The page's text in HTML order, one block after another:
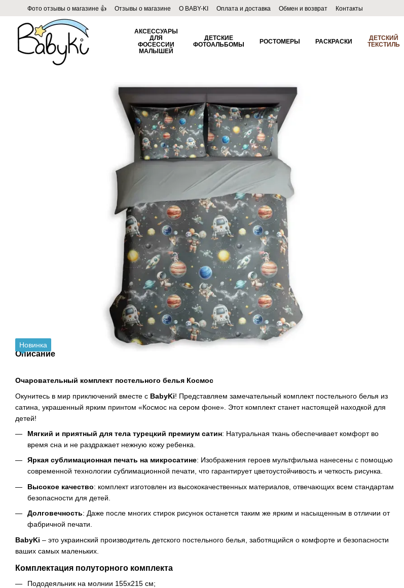
Перейти к основному контенту
Фото отзывы о магазине 👍 Отзывы о магазине О BABY-KI Оплата и доставка Обмен и возврат
Контакты
Пользовательское соглашение
Договор публичной оферты Блог
АКСЕССУАРЫ
ДЛЯ
ФОСЕССИИ
МАЛЫШЕЙ
ДЕТСКИЕ
ФОТОАЛЬБОМЫ
РОСТОМЕРЫ РАСКРАСКИ
ДЕТСКИЙ
ТЕКСТИЛЬ
Новинка
Описание
Очаровательный комплект постельного белья Космос
Окунитесь в мир приключений вместе с BabyKi! Представляем замечательный комплект постельного белья из
сатина, украшенный ярким принтом «Космос на сером фоне». Этот комплект станет настоящей находкой для
детей!
Мягкий и приятный для тела турецкий премиум сатин: Натуральная ткань обеспечивает комфорт во
время сна и не раздражает нежную кожу ребенка.
Яркая сублимационная печать на микросатине: Изображения героев мультфильма нанесены с помощью
современной технологии сублимационной печати, что гарантирует цветоустойчивость и четкость рисунка.
Высокое качество: комплект изготовлен из высококачественных материалов, отвечающих всем стандартам
безопасности для детей.
Долговечность: Даже после многих стирок рисунок останется таким же ярким и насыщенным в отличии от
фабричной печати.
BabyKi – это украинский производитель детского постельного белья, заботящийся о комфорте и безопасности
ваших самых маленьких.
Комплектация полуторного комплекта
Пододеяльник на молнии 155х215 см;